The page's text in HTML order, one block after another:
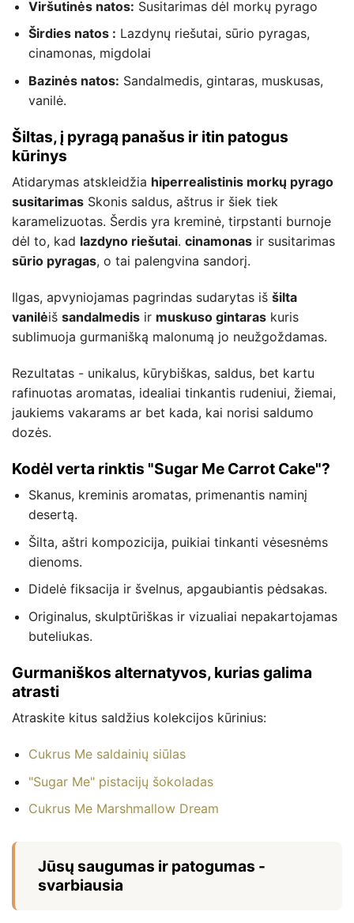
Viršutinės natos: Susitarimas dėl morkų pyrago
Širdies natos : Lazdynų riešutai, sūrio pyragas,
cinamonas, migdolai
Bazinės natos: Sandalmedis, gintaras, muskusas,
vanilė.
Šiltas, į pyragą panašus ir itin patogus
kūrinys
Atidarymas atskleidžia hiperrealistinis morkų pyrago
susitarimas Skonis saldus, aštrus ir šiek tiek
karamelizuotas. Šerdis yra kreminė, tirpstanti burnoje
dėl to, kad lazdyno riešutai. cinamonas ir susitarimas
sūrio pyragas, o tai palengvina sandorį.
Ilgas, apvyniojamas pagrindas sudarytas iš šilta
vanilėiš sandalmedis ir muskuso gintaras kuris
sublimuoja gurmanišką malonumą jo neužgoždamas.
Rezultatas - unikalus, kūrybiškas, saldus, bet kartu
rafinuotas aromatas, idealiai tinkantis rudeniui, žiemai,
jaukiems vakarams ar bet kada, kai norisi saldumo
dozės.
Kodėl verta rinktis "Sugar Me Carrot Cake"?
Skanus, kreminis aromatas, primenantis naminį
desertą.
Šilta, aštri kompozicija, puikiai tinkanti vėsesnėms
dienoms.
Didelė fiksacija ir švelnus, apgaubiantis pėdsakas.
Originalus, skulptūriškas ir vizualiai nepakartojamas
buteliukas.
Gurmaniškos alternatyvos, kurias galima
atrasti
Atraskite kitus saldžius kolekcijos kūrinius:
Cukrus Me saldainių siūlas
"Sugar Me" pistacijų šokoladas
Cukrus Me Marshmallow Dream
Jūsų saugumas ir patogumas -
svarbiausia